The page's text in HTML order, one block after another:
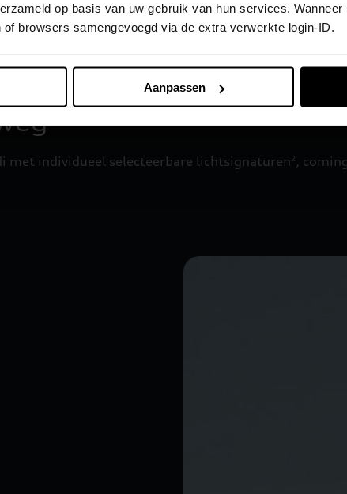
op basis van uw gebruik van hun services.
browsers samengevoegd via de extra verwerkte login-ID.
Aanpassen
met individueel selecteerbare lichtsignaturen2 ,